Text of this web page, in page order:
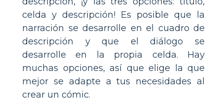
celda y descripción! Es posible que la
narración se desarrolle en el cuadro de
descripción y que el diálogo se
desarrolle en la propia celda. Hay
muchas opciones, así que elige la que
mejor se adapte a tus necesidades al
crear un cómic.